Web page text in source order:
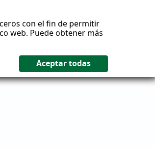
con el fin de permitir
web. Puede obtener más